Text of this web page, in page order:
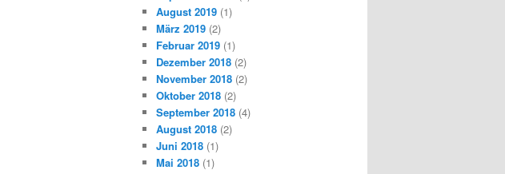
August 2019 (1)
März 2019 (2)
Februar 2019 (1)
Dezember 2018 (2)
November 2018 (2)
Oktober 2018 (2)
September 2018 (4)
August 2018 (2)
Juni 2018 (1)
Mai 2018 (1)